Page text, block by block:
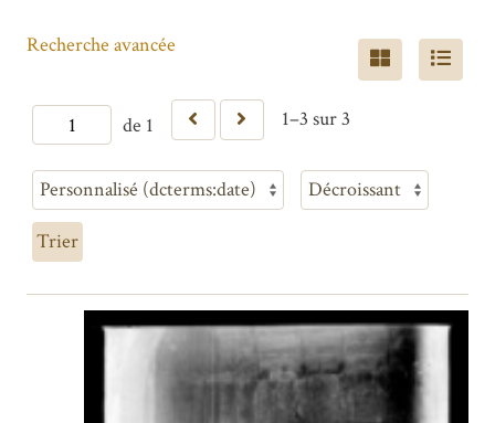
de 1 1–3 sur 3
Recherche avancée
Trier